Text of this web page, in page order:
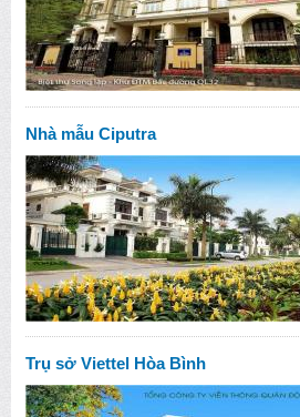
Nhà mẫu Ciputra
Trụ sở Viettel Hòa Bình